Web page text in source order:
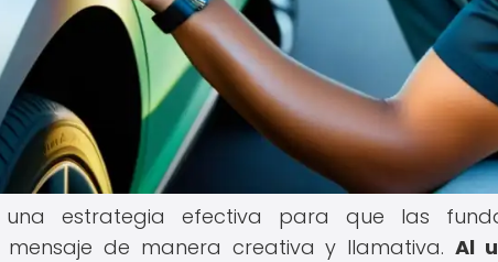
estrategia efectiva para que las
de manera creativa y llamativa. Al